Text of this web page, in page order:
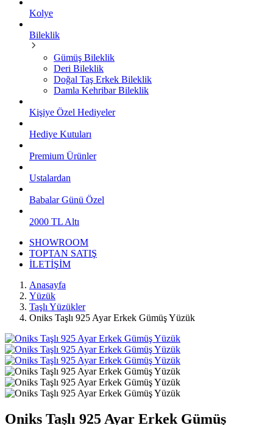
Kolye
Bileklik
Gümüş Bileklik
Deri Bileklik
Doğal Taş Erkek Bileklik
Damla Kehribar Bileklik
Kişiye Özel Hediyeler
Hediye Kutuları
Premium Ürünler
Ustalardan
Babalar Günü Özel
2000 TL Altı
SHOWROOM
TOPTAN SATIŞ
İLETİŞİM
Anasayfa
Yüzük
Taşlı Yüzükler
Oniks Taşlı 925 Ayar Erkek Gümüş Yüzük
Oniks Taşlı 925 Ayar Erkek Gümüş